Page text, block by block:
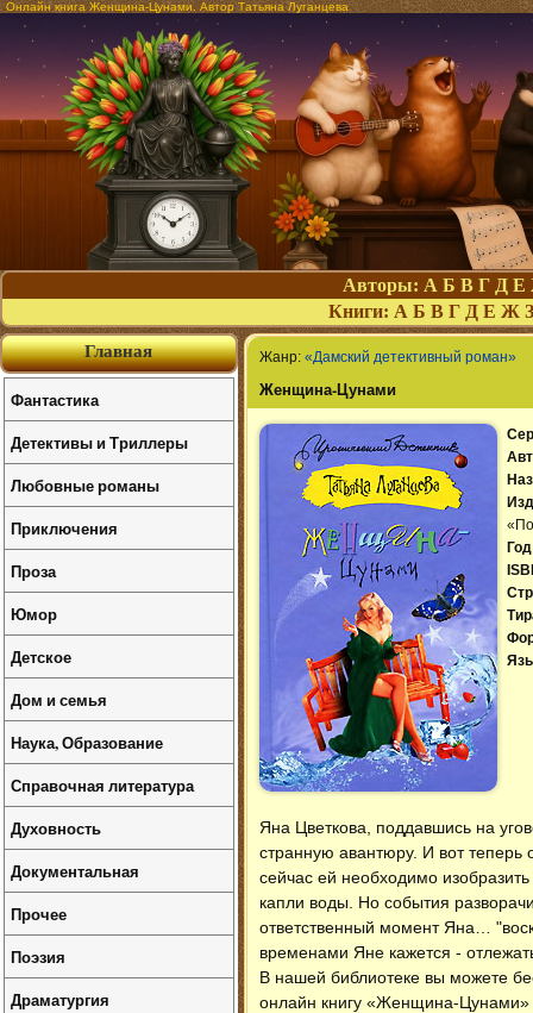
Онлайн книга Женщина-Цунами. Автор Татьяна Луганцева
Авторы: А Б В Г Д Е
Книги: А Б В Г Д Е Ж З
Жанр: «Дамский детективный роман»
Женщина-Цунами
Яна Цветкова, поддавшись на
странную авантюру. И вот теперь
сейчас ей необходимо
капли воды. Но события
ответственный момент Яна…
временами Яне кажется -
В нашей библиотеке вы можете
онлайн книгу «Женщина-Цунами»
Главная
Фантастика
Детективы и Триллеры
Любовные романы
Приключения
Проза
Юмор
Детское
Дом и семья
Наука, Образование
Справочная литература
Духовность
Документальная
Прочее
Поэзия
Драматургия